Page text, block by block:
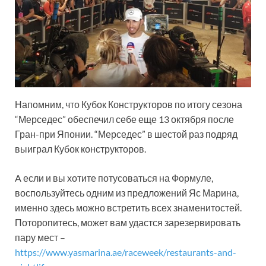
Напомним, что Кубок Конструкторов по итогу сезона
“Мерседес” обеспечил себе еще 13 октября после
Гран-при Японии. “Мерседес” в шестой раз подряд
выиграл Кубок конструкторов.
A если и вы хотите потусоваться на Формуле,
воспользуйтесь одним из предложений Яс Марина,
именно здесь можно встретить всех знаменитостей.
Поторопитесь, может вам удастся зарезервировать
пару мест –
https://www.yasmarina.ae/raceweek/restaurants-and-